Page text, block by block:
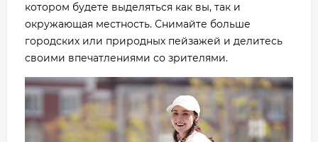
котором будете выделяться как вы, так и
окружающая местность. Снимайте больше
городских или природных пейзажей и делитесь
своими впечатлениями со зрителями.